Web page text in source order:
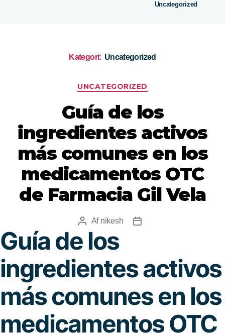
Uncategorized
Kategori: Uncategorized
UNCATEGORIZED
Guía de los
ingredientes activos
más comunes en los
medicamentos OTC
de Farmacia Gil Vela
Af nikesh
Guía de los
ingredientes activos
más comunes en los
medicamentos OTC